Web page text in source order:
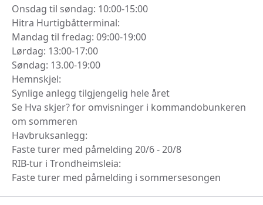
Onsdag til søndag: 10:00-15:00
Hitra Hurtigbåtterminal:
Mandag til fredag: 09:00-19:00
Lørdag: 13:00-17:00
Søndag: 13.00-19:00
Hemnskjel:
Synlige anlegg tilgjengelig hele året
Se Hva skjer? for omvisninger i kommandobunkeren
om sommeren
Havbruksanlegg:
Faste turer med påmelding 20/6 - 20/8
RIB-tur i Trondheimsleia:
Faste turer med påmelding i sommersesongen